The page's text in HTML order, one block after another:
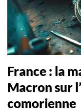
​​France : la
Macron sur
comorienne